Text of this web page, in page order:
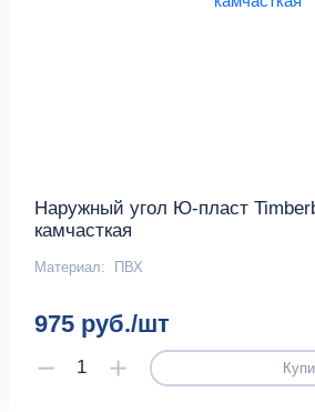
Наружный угол Ю-пласт
камчасткая
Материал: ПВХ
975 руб./шт